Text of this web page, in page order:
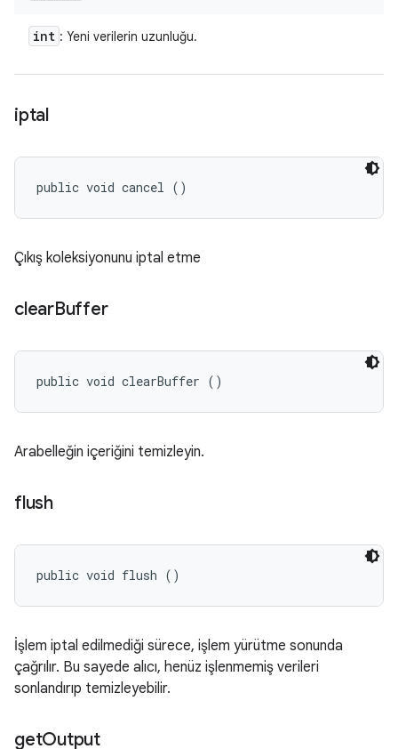
int : Yeni verilerin uzunluğu.
iptal
public void cancel ()
Çıkış koleksiyonunu iptal etme
clearBuffer
public void clearBuffer ()
Arabelleğin içeriğini temizleyin.
flush
public void flush ()
İşlem iptal edilmediği sürece, işlem yürütme sonunda
çağrılır. Bu sayede alıcı, henüz işlenmemiş verileri
sonlandırıp temizleyebilir.
getOutput